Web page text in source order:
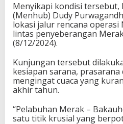
Menyikapi kondisi
(Menhub) Dudy
lokasi jalur rencana operasi
lintas penyeberangan
(8/12/2024).
Kunjungan tersebut
kesiapan sarana,
mengingat cuaca yang
akhir tahun.
“Pelabuhan Merak –
satu titik krusial yang